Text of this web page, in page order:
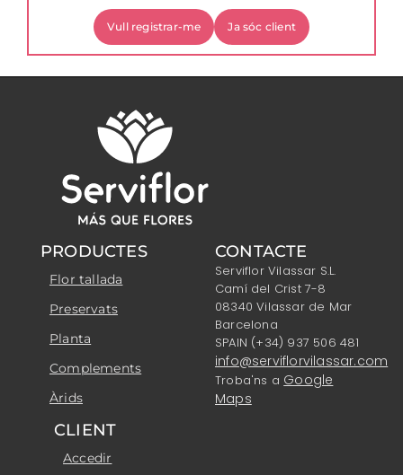
Vull registrar-me Ja sóc client
PRODUCTES
Flor tallada
Preservats
Planta
Complements
Àrids
CONTACTE
Serviflor Vilassar S.L.
Camí del Crist 7-8
08340 Vilassar de Mar
Barcelona
SPAIN (+34) 937 506 481
info@serviflorvilassar.com
Troba'ns a Google
Maps
CLIENT
Accedir